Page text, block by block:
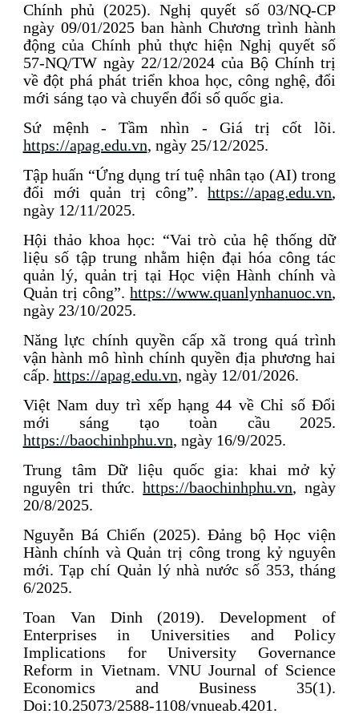
Chính phủ (2025). Nghị quyết số 03/NQ-CP
ngày 09/01/2025 ban hành Chương trình hành
động của Chính phủ thực hiện Nghị quyết số
57-NQ/TW ngày 22/12/2024 của Bộ Chính trị
về đột phá phát triển khoa học, công nghệ, đổi
mới sáng tạo và chuyển đổi số quốc gia.
Sứ mệnh - Tầm nhìn - Giá trị cốt lõi.
https://apag.edu.vn, ngày 25/12/2025.
Tập huấn “Ứng dụng trí tuệ nhân tạo (AI) trong
đổi mới quản trị công”.https://apag.edu.vn,
ngày 12/11/2025.
Hội thảo khoa học: “Vai trò của hệ thống dữ
liệu số tập trung nhằm hiện đại hóa công tác
quản lý, quản trị tại Học viện Hành chính và
Quản trị công”.https://www.quanlynhanuoc.vn,
ngày 23/10/2025.
Năng lực chính quyền cấp xã trong quá trình
vận hành mô hình chính quyền địa phương hai
cấp. https://apag.edu.vn, ngày 12/01/2026.
Việt Nam duy trì xếp hạng 44 về Chỉ số Đổi
mới sáng tạo toàn cầu 2025.
https://baochinhphu.vn, ngày 16/9/2025.
Trung tâm Dữ liệu quốc gia: khai mở kỷ
nguyên tri thức.https://baochinhphu.vn, ngày
20/8/2025.
Nguyễn Bá Chiến (2025). Đảng bộ Học viện
Hành chính và Quản trị công trong kỷ nguyên
mới. Tạp chí Quản lý nhà nước số 353, tháng
6/2025.
Toan Van Dinh (2019). Development of
Enterprises in Universities and Policy
Implications for University Governance
Reform in Vietnam. VNU Journal of Science
Economics and Business 35(1).
Doi:10.25073/2588-1108/vnueab.4201.